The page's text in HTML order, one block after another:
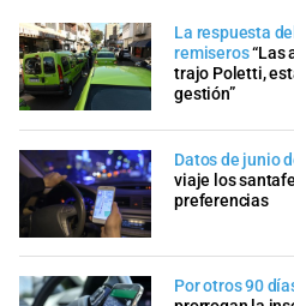
La respuesta
remiseros“Las
trajo Poletti,
gestión”
Datos de junio
viaje los
preferencias
Por otros 90